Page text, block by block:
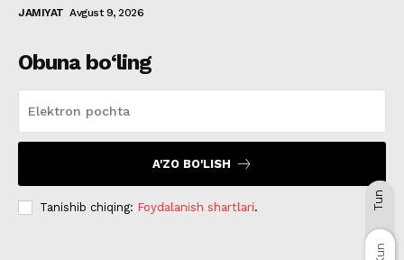
JAMIYAT Avgust 9, 2026
Obuna bo‘ling
A'ZO BO'LISH
Tanishib chiqing: Foydalanish shartlari.
Kun
Tun